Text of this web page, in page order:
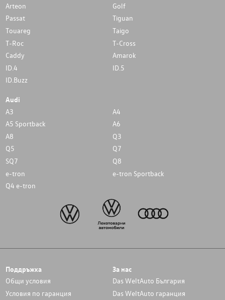
Arteon
Golf
Passat
Tiguan
Touareg
Taigo
T-Roc
T-Cross
Caddy
Amarok
ID.4
ID.5
ID.Buzz
Audi
A3
A4
A5 Sportback
A6
A8
Q3
Q5
Q7
SQ7
Q8
e-tron
e-tron Sportback
Q4 e-tron
Поддръжка
Общи условия
Условия по гаранция
За нас
Das WeltAuto България
Das WeltAuto гаранция